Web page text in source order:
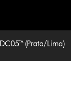
(Prata/Lima)